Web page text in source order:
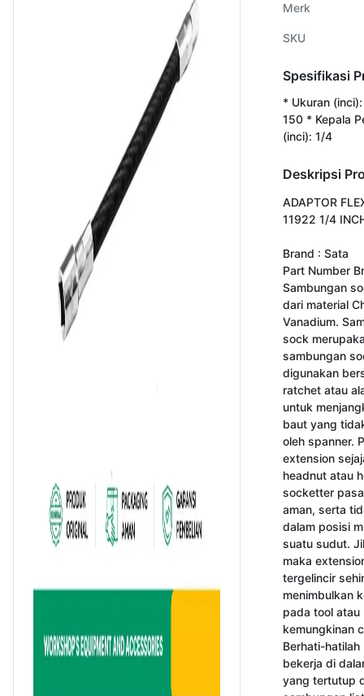
Merk
SKU
Spesifikasi
* Ukuran
150 * Kepala
(inci): 1/4
Deskripsi
ADAPTOR
11922 1/4
Brand : Sata
Part Number
Sambungan
dari material
Vanadium.
sock
sambungan
digunakan
ratchet atau
untuk
baut yang
oleh spanner.
extension
headnut atau
socketter
aman, serta
dalam posisi
suatu sudut.
maka
tergelincir
menimbulkan
pada tool atau
kemungkinan
Berhati-hatilah
bekerja di
yang tertutup